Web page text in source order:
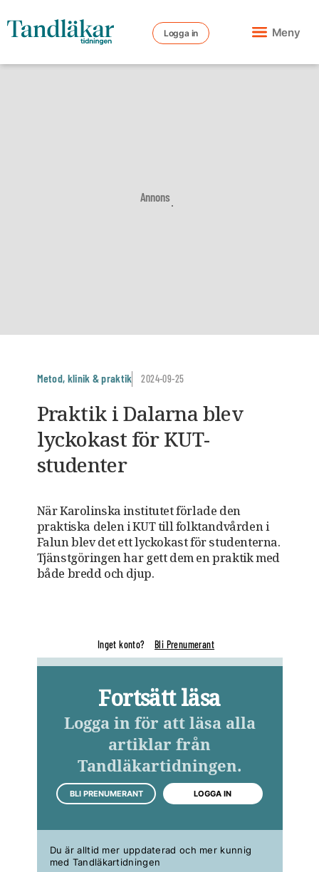
Logga in Meny
Annons
Metod, klinik & praktik 2024-09-25
Praktik i Dalarna blev
lyckokast för KUT-
studenter
När Karolinska institutet förlade den
praktiska delen i KUT till folktandvården i
Falun blev det ett lyckokast för studenterna.
Tjänstgöringen har gett dem en praktik med
både bredd och djup.
Inget konto? Bli Prenumerant
Fortsätt läsa
Logga in för att läsa alla
artiklar från
Tandläkartidningen.
BLI PRENUMERANT LOGGA IN
Du är alltid mer uppdaterad och mer kunnig
med Tandläkartidningen